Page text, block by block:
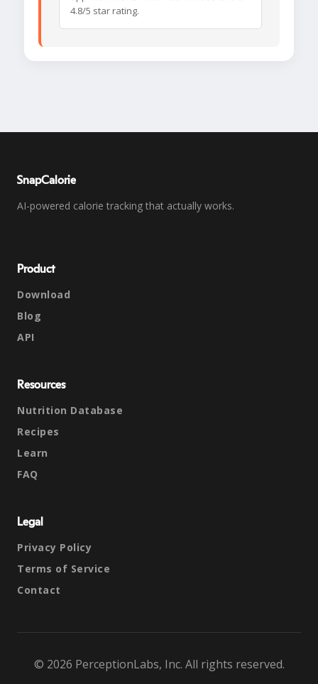
4.8/5 star rating.
SnapCalorie
AI-powered calorie tracking that actually works.
Product
Download
Blog
API
Resources
Nutrition Database
Recipes
Learn
FAQ
Legal
Privacy Policy
Terms of Service
Contact
© 2026 PerceptionLabs, Inc. All rights reserved.